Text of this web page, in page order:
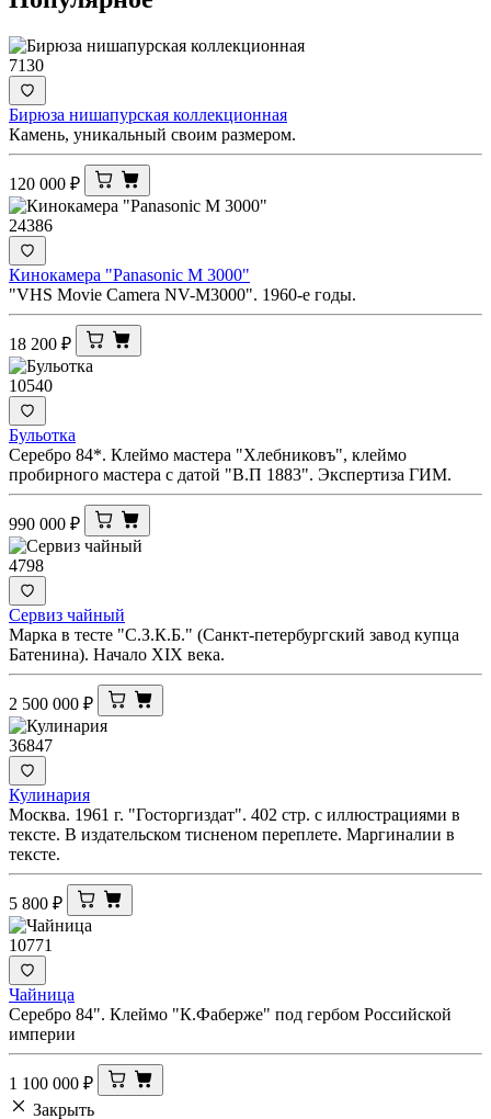
7130
Бирюза нишапурская коллекционная
Камень, уникальный своим размером.
120 000 ₽
24386
Кинокамера "Panasonic M 3000"
"VHS Movie Camera NV-M3000". 1960-е годы.
18 200 ₽
10540
Бульотка
Серебро 84*. Клеймо мастера "Хлебниковъ", клеймо
пробирного мастера с датой "В.П 1883". Экспертиза ГИМ.
990 000 ₽
4798
Сервиз чайный
Марка в тесте "С.З.К.Б." (Санкт-петербургский завод купца
Батенина). Начало XIX века.
2 500 000 ₽
36847
Кулинария
Москва. 1961 г. "Госторгиздат". 402 стр. с иллюстрациями в
тексте. В издательском тисненом переплете. Маргиналии в
тексте.
5 800 ₽
10771
Чайница
Серебро 84". Клеймо "К.Фаберже" под гербом Российской
империи
1 100 000 ₽
Закрыть